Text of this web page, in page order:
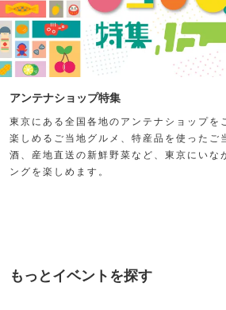
アンテナショップ特集
東京にある全国各地のアンテナショップを
楽しめるご当地グルメ、特産品を使ったご
酒、産地直送の新鮮野菜など、東京にいな
ングを楽しめます。
もっとイベントを探す